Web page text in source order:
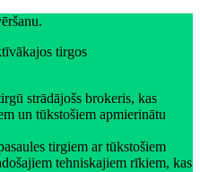
tirgos
strādājošs brokeris, kas
un tūkstošiem apmierinātu
tirgiem ar tūkstošiem
tehniskajiem rīkiem, kas